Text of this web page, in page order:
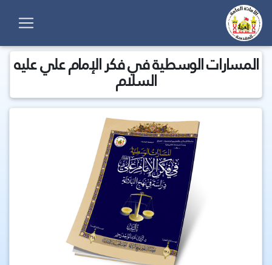
المسارات الوسطية في فكر الإمام علي عليه
السلام